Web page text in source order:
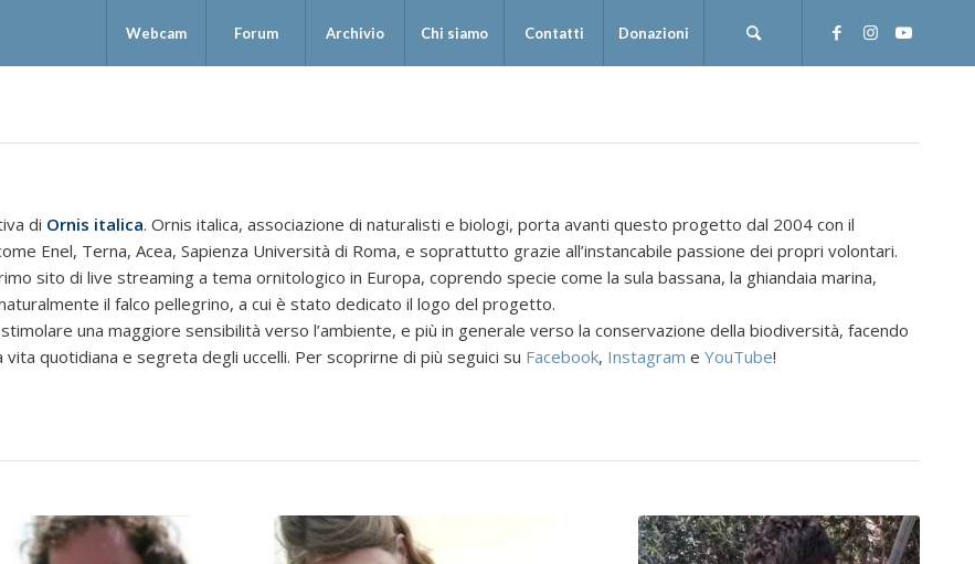
Webcam Forum Archivio Chi siamo Contatti Donazioni
di Ornis italica. Ornis italica, associazione di naturalisti e biologi, porta avanti questo progetto dal 2004 con il
Enel, Terna, Acea, Sapienza Università di Roma, e soprattutto grazie all’instancabile passione dei propri volontari.
sito di live streaming a tema ornitologico in Europa, coprendo specie come la sula bassana, la ghiandaia marina,
il falco pellegrino, a cui è stato dedicato il logo del progetto.
stimolare una maggiore sensibilità verso l’ambiente, e più in generale verso la conservazione della biodiversità, facendo
vita quotidiana e segreta degli uccelli. Per scoprirne di più seguici su Facebook, Instagram e YouTube!